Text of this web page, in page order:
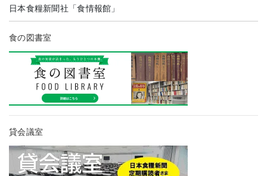
日本食糧新聞社「食情報館」
食の図書室
貸会議室